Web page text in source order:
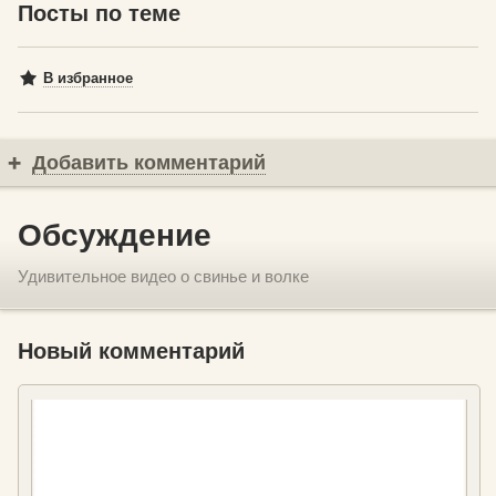
Посты по теме
В избранное
Добавить комментарий
Обсуждение
Удивительное видео о свинье и волке
Новый комментарий